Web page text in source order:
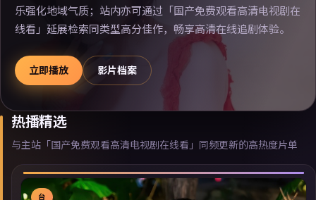
乐强化地域气质；站内亦可通过「国产免费观看高清电视剧在
线看」延展检索同类型高分佳作，畅享高清在线追剧体验。
立即播放 影片档案
热播精选
与主站「国产免费观看高清电视剧在线看」同频更新的高热度片单
台